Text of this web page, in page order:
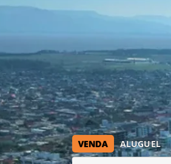
VENDA ALUGUEL